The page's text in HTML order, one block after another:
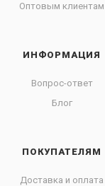
Оптовым клиентам
ИНФОРМАЦИЯ
Вопрос-ответ
Блог
ПОКУПАТЕЛЯМ
Доставка и оплата